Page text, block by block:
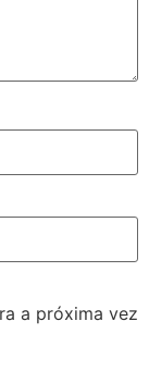
a próxima vez